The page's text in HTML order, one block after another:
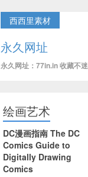
西西里素材
永久网址
永久网址：77in.in 收藏不
绘画艺术
DC漫画指南 The DC
Comics Guide to
Digitally Drawing
Comics